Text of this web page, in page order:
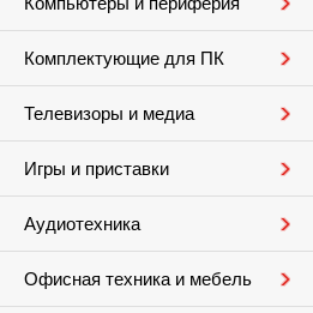
Комплектующие для ПК
Телевизоры и медиа
Игры и приставки
Аудиотехника
Офисная техника и мебель